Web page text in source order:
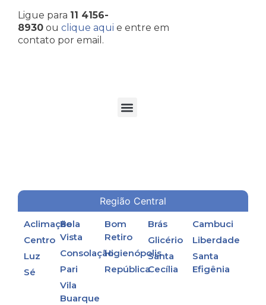
Ligue para 11 4156-
8930 ou clique aqui e entre em
contato por email.
Região Central
Aclimação
Centro
Luz
Sé
Bela
Vista
Consolação
Pari
Vila
Buarque
Bom
Retiro
Higienópolis
República
Brás
Glicério
Santa
Cecília
Cambuci
Liberdade
Santa
Efigênia